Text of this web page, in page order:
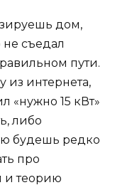
дом,
съедал
пути.
из интернета,
«нужно 15 кВт»
либо
будешь редко
про
и теорию